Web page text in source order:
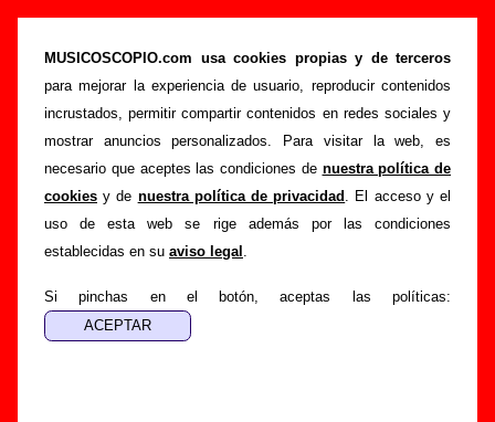
MUSICOSCOPIO.com usa cookies propias y de terceros
para mejorar la experiencia de usuario, reproducir contenidos
incrustados, permitir compartir contenidos en redes sociales y
mostrar anuncios personalizados. Para visitar la web, es
necesario que aceptes las condiciones de nuestra política de
cookies y de nuestra política de privacidad . El acceso y el
uso de esta web se rige además por las condiciones
establecidas en su aviso legal .
Si pinchas en el botón, aceptas las políticas:
“16 de septiembre”, canción de Juniper Moon
(Letra e información)
Portada >Juniper Moon >Canciones >16 de septiembre
Esta página pretende recopilar todo tipo de información
sobre lacanción "16 de septiembre" interpretada por
Juniper Moon . Además de su letra, también aparecerá
información sobre el autor o los autores, sobre los discos en
los que está incluido este tema, sobre la grabación del
encuentras errores o tienes información adicional, puedes
ayudar a
completar esta información